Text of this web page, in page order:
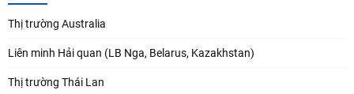
Thị trường Australia
Liên minh Hải quan (LB Nga, Belarus, Kazakhstan)
Thị trường Thái Lan